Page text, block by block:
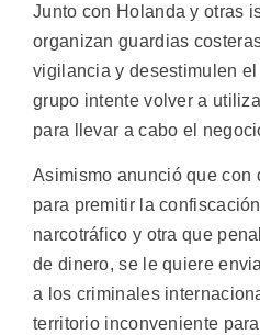
Junto con Holanda y otras
organizan guardias
vigilancia y desestimulen
grupo intente volver a
para llevar a cabo el
Asimismo anunció que con
para premitir la
narcotráfico y otra que
de dinero, se le quiere
a los criminales
territorio inconveniente